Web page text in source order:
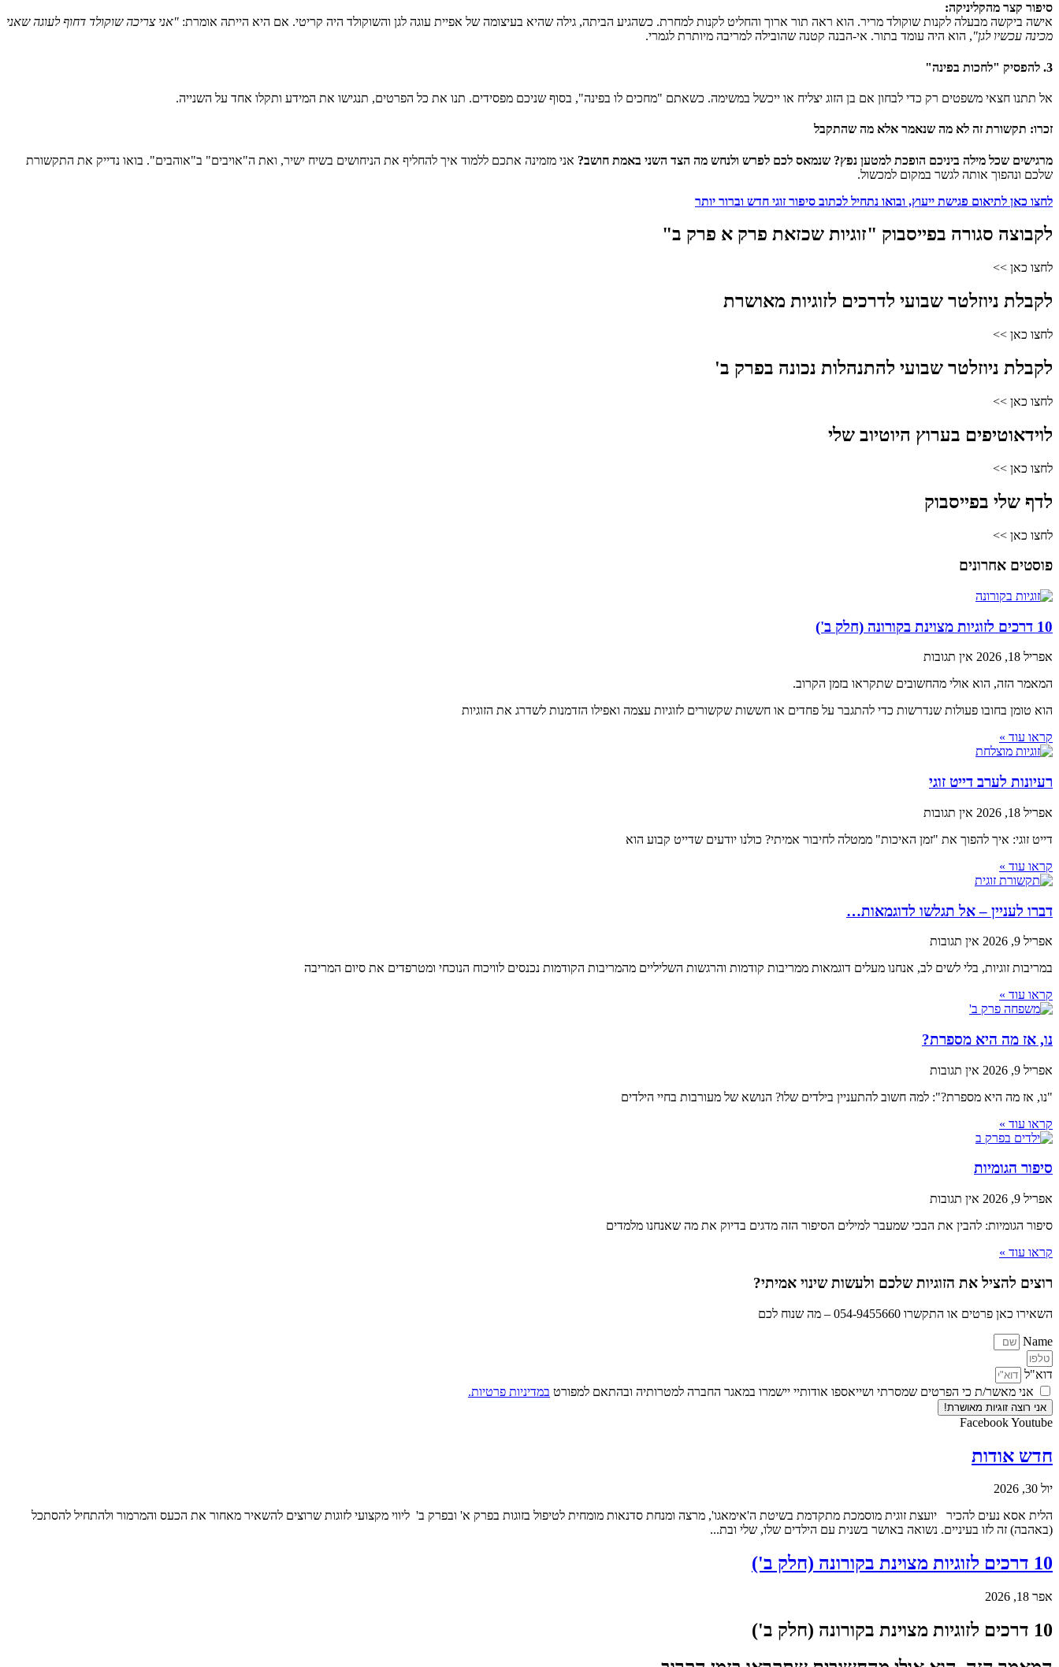
סיפור קצר מהקליניקה:
אישה ביקשה מבעלה לקנות שוקולד מריר. הוא ראה תור ארוך והחליט לקנות למחרת. כשהגיע הביתה, גילה שהיא בעיצומה של אפיית עוגה לגן והשוקולד היה קריטי. אם היא הייתה אומרת: "אני צריכה שוקולד דחוף לעוגה שאני
מכינה עכשיו לגן", הוא היה עומד בתור. אי-הבנה קטנה שהובילה למריבה מיותרת לגמרי.
3. להפסיק "לחכות בפינה"
אל תתנו חצאי משפטים רק כדי לבחון אם בן הזוג יצליח או ייכשל במשימה. כשאתם "מחכים לו בפינה", בסוף שניכם מפסידים. תנו את כל הפרטים, תנגישו את המידע ותקלו אחד על השנייה.
זכרו: תקשורת זה לא מה שנאמר אלא מה שהתקבל
מרגישים שכל מילה ביניכם הופכת למטען נפץ? שנמאס לכם לפרש ולנחש מה הצד השני באמת חושב? אני מזמינה אתכם ללמוד איך להחליף את הניחושים בשיח ישיר, ואת ה"אויבים" ב"אוהבים". בואו נדייק את התקשורת
שלכם ונהפוך אותה לגשר במקום למכשול.
לחצו כאן לתיאום פגישת ייעוץ, ובואו נתחיל לכתוב סיפור זוגי חדש וברור יותר
לקבוצה סגורה בפייסבוק "זוגיות שכזאת פרק א פרק ב"
לחצו כאן >>
לקבלת ניוזלטר שבועי לדרכים לזוגיות מאושרת
לחצו כאן >>
לקבלת ניוזלטר שבועי להתנהלות נכונה בפרק ב'
לחצו כאן >>
לוידאוטיפים בערוץ היוטיוב שלי
לחצו כאן >>
לדף שלי בפייסבוק
לחצו כאן >>
פוסטים אחרונים
10 דרכים לזוגיות מצוינת בקורונה (חלק ב')
אפריל 18, 2026
אין תגובות
המאמר הזה, הוא אולי מהחשובים שתקראו בזמן הקרוב.
הוא טומן בחובו פעולות שנדרשות כדי להתגבר על פחדים או חששות שקשורים לזוגיות עצמה ואפילו הזדמנות לשדרג את הזוגיות
קראו עוד »
רעיונות לערב דייט זוגי
אפריל 18, 2026
אין תגובות
דייט זוגי: איך להפוך את "זמן האיכות" ממטלה לחיבור אמיתי? כולנו יודעים שדייט קבוע הוא
קראו עוד »
דברו לעניין – אל תגלשו לדוגמאות…
אפריל 9, 2026
אין תגובות
במריבות זוגיות, בלי לשים לב, אנחנו מעלים דוגמאות ממריבות קודמות והרגשות השליליים מהמריבות הקודמות נכנסים לוויכוח הנוכחי ומטרפדים את סיום המריבה
קראו עוד »
נו, אז מה היא מספרת?
אפריל 9, 2026
אין תגובות
"נו, אז מה היא מספרת?": למה חשוב להתעניין בילדים שלו? הנושא של מעורבות בחיי הילדים
קראו עוד »
סיפור הגומיות
אפריל 9, 2026
אין תגובות
סיפור הגומיות: להבין את הבכי שמעבר למילים הסיפור הזה מדגים בדיוק את מה שאנחנו מלמדים
קראו עוד »
רוצים להציל את הזוגיות שלכם ולעשות שינוי אמיתי?
השאירו כאן פרטים או התקשרו 054-9455660 – מה שנוח לכם
Name
דוא"ל
אני מאשר/ת כי הפרטים שמסרתי ושייאספו אודותיי יישמרו במאגר החברה למטרותיה ובהתאם למפורט במדיניות פרטיות.
אני רוצה זוגיות מאושרת!
FacebookYoutube
חדש אודות
יול 30, 2026
הלית אסא נעים להכיר יועצת זוגית מוסמכת מתקדמת בשיטת ה'אימאגו', מרצה ומנחת סדנאות מומחית לטיפול בזוגות בפרק א' ובפרק ב' ליווי מקצועי לזוגות שרוצים להשאיר מאחור את הכעס והמרמור ולהתחיל להסתכל
(באהבה) זה לזו בעיניים. נשואה באושר בשנית עם הילדים שלו, שלי ובת...
10 דרכים לזוגיות מצוינת בקורונה (חלק ב')
אפר 18, 2026
10 דרכים לזוגיות מצוינת בקורונה (חלק ב')